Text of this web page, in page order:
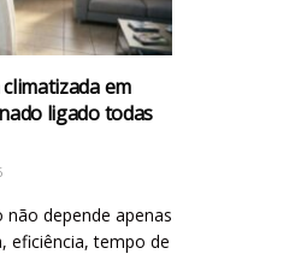
em
ligado todas
depende apenas
eficiência, tempo de